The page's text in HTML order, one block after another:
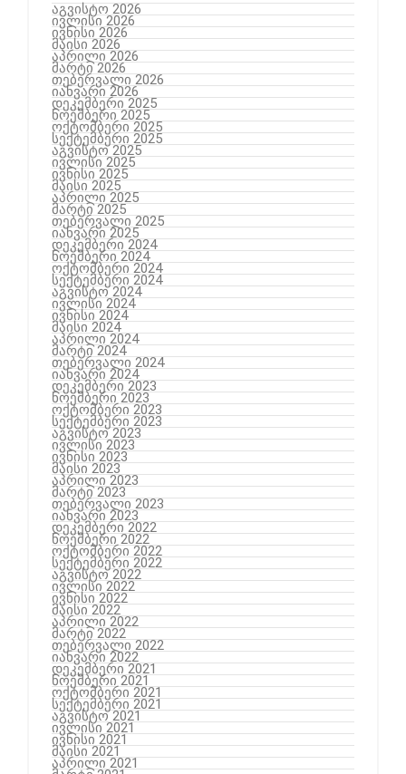
აგვისტო 2026
ივლისი 2026
ივნისი 2026
მაისი 2026
აპრილი 2026
მარტი 2026
თებერვალი 2026
იანვარი 2026
დეკემბერი 2025
ნოემბერი 2025
ოქტომბერი 2025
სექტემბერი 2025
აგვისტო 2025
ივლისი 2025
ივნისი 2025
მაისი 2025
აპრილი 2025
მარტი 2025
თებერვალი 2025
იანვარი 2025
დეკემბერი 2024
ნოემბერი 2024
ოქტომბერი 2024
სექტემბერი 2024
აგვისტო 2024
ივლისი 2024
ივნისი 2024
მაისი 2024
აპრილი 2024
მარტი 2024
თებერვალი 2024
იანვარი 2024
დეკემბერი 2023
ნოემბერი 2023
ოქტომბერი 2023
სექტემბერი 2023
აგვისტო 2023
ივლისი 2023
ივნისი 2023
მაისი 2023
აპრილი 2023
მარტი 2023
თებერვალი 2023
იანვარი 2023
დეკემბერი 2022
ნოემბერი 2022
ოქტომბერი 2022
სექტემბერი 2022
აგვისტო 2022
ივლისი 2022
ივნისი 2022
მაისი 2022
აპრილი 2022
მარტი 2022
თებერვალი 2022
იანვარი 2022
დეკემბერი 2021
ნოემბერი 2021
ოქტომბერი 2021
სექტემბერი 2021
აგვისტო 2021
ივლისი 2021
ივნისი 2021
მაისი 2021
აპრილი 2021